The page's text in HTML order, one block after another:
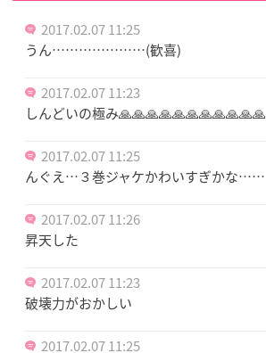
2017.02.07 11:25
うん…………………(歓喜)
2017.02.07 11:23
しんどいの極み🙏🙏🙏🙏🙏🙏🙏🙏🙏🙏🙏
2017.02.07 11:25
んぐえ…３巻ジャケかわいすぎかな……
2017.02.07 11:26
昇天した
2017.02.07 11:23
破壊力がおかしい
2017.02.07 11:25